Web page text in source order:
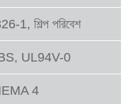
1, শিল্প পরিবেশ
UL94V-0
4